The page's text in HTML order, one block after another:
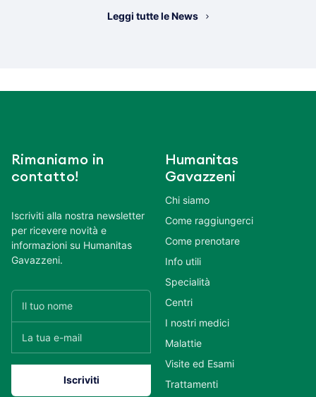
Leggi tutte le News
Rimaniamo in
contatto!
Iscriviti alla nostra newsletter
per ricevere novità e
informazioni su Humanitas
Gavazzeni.
Humanitas
Gavazzeni
Chi siamo
Come raggiungerci
Come prenotare
Info utili
Specialità
Centri
I nostri medici
Malattie
Visite ed Esami
Trattamenti